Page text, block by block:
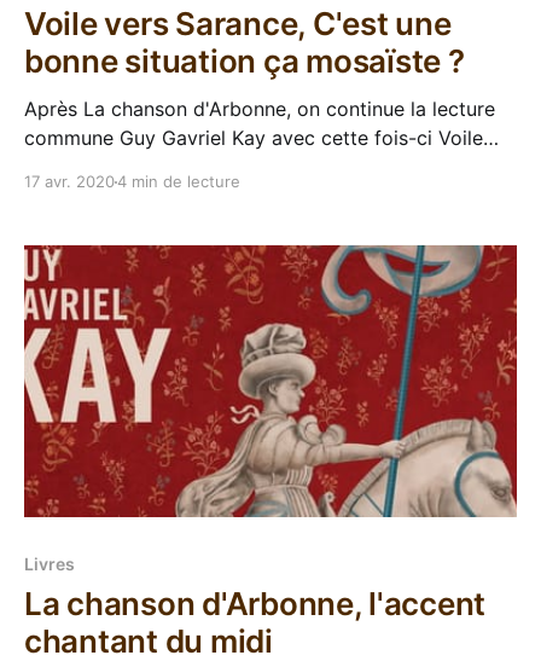
Voile vers Sarance, C'est une
bonne situation ça mosaïste ?
Après La chanson d'Arbonne, on continue la lecture
commune Guy Gavriel Kay avec cette fois-ci Voile
principe, un
17 avr. 20204 min de lecture
Livres
La chanson d'Arbonne, l'accent
chantant du midi